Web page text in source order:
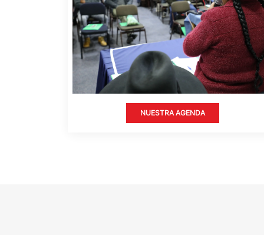
NUESTRA AGENDA